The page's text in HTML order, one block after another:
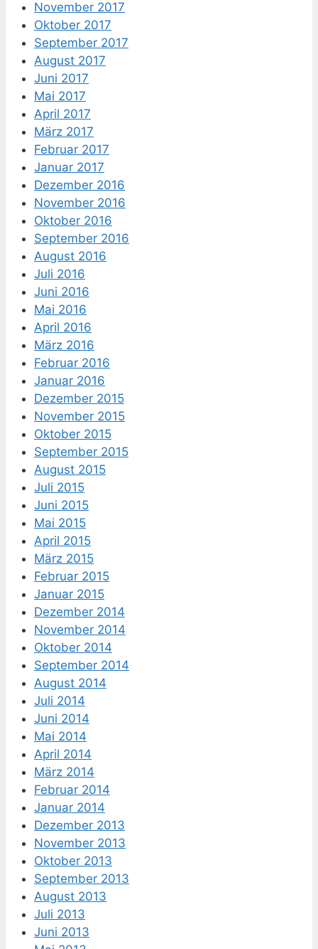
November 2017
Oktober 2017
September 2017
August 2017
Juni 2017
Mai 2017
April 2017
März 2017
Februar 2017
Januar 2017
Dezember 2016
November 2016
Oktober 2016
September 2016
August 2016
Juli 2016
Juni 2016
Mai 2016
April 2016
März 2016
Februar 2016
Januar 2016
Dezember 2015
November 2015
Oktober 2015
September 2015
August 2015
Juli 2015
Juni 2015
Mai 2015
April 2015
März 2015
Februar 2015
Januar 2015
Dezember 2014
November 2014
Oktober 2014
September 2014
August 2014
Juli 2014
Juni 2014
Mai 2014
April 2014
März 2014
Februar 2014
Januar 2014
Dezember 2013
November 2013
Oktober 2013
September 2013
August 2013
Juli 2013
Juni 2013